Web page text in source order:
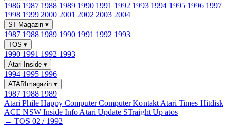
1986 1987 1988 1989 1990 1991 1992 1993 1994 1995 1996 1997
1998 1999 2000 2001 2002 2003 2004
ST-Magazin ▾
1987 1988 1989 1990 1991 1992 1993
TOS ▾
1990 1991 1992 1993
Atari Inside ▾
1994 1995 1996
ATARImagazin ▾
1987 1988 1989
Atari Phile Happy ComputerComputer Kontakt Atari Times Hitdisk
ACE NSW Inside Info Atari Update STraight Up atos
← TOS 02 / 1992